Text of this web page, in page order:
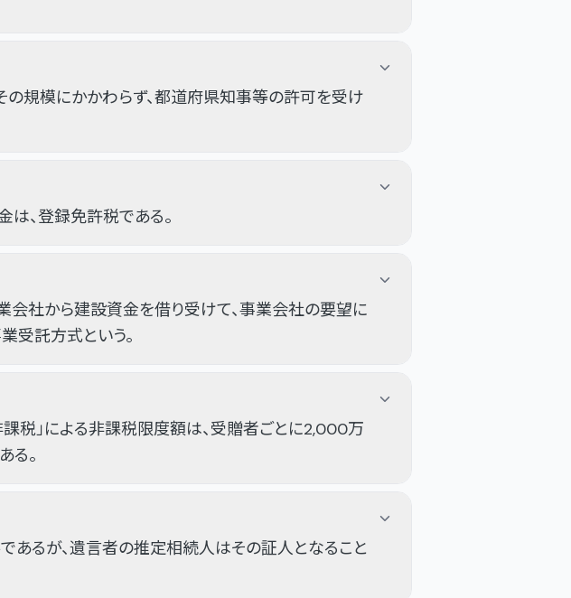
規模にかかわらず、都道府県知事等の許可を受け
、登録免許税である。
社から建設資金を借り受けて、事業会社の要望に
受託方式という。
税」による非課税限度額は、受贈者ごとに2,000万
る。
るが、遺言者の推定相続人はその証人となること